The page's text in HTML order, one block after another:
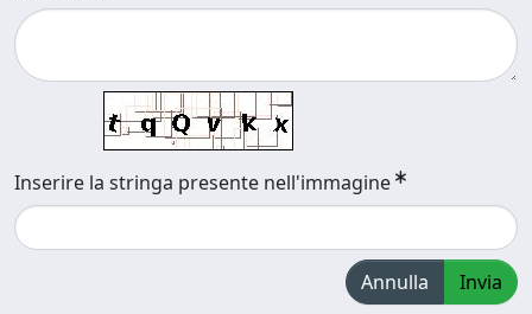
Inserire la stringa presente nell'immagine
Annulla Invia